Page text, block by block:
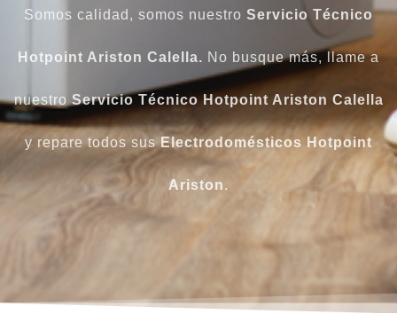
Somos calidad, somos nuestro Servicio Técnico
Hotpoint Ariston Calella. No busque más, llame a
nuestroServicio Técnico Hotpoint Ariston Calella
y repare todos susElectrodomésticos Hotpoint
Ariston.